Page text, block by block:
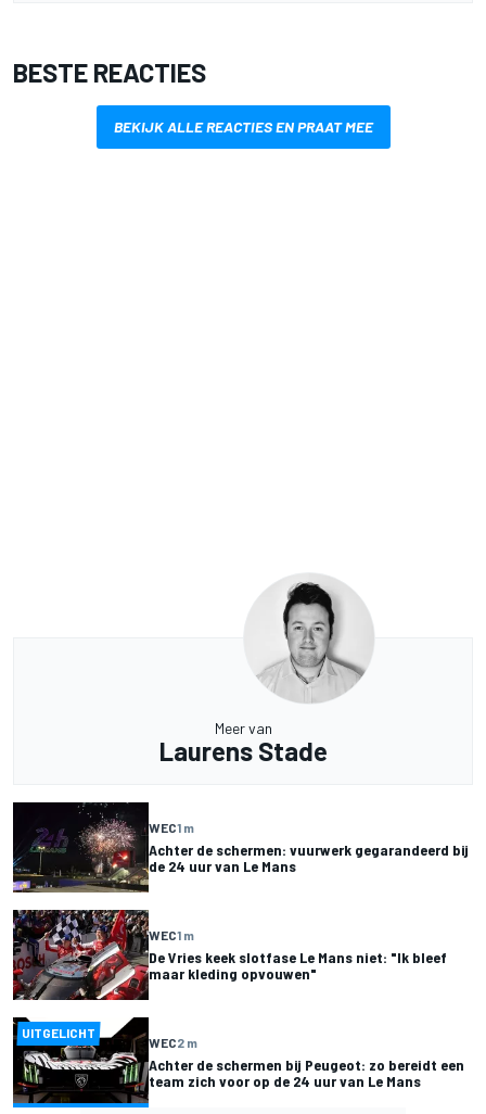
BESTE REACTIES
BEKIJK ALLE REACTIES EN PRAAT MEE
Meer van
Laurens Stade
WEC1 m
Achter de schermen: vuurwerk gegarandeerd bij
de 24 uur van Le Mans
WEC1 m
De Vries keek slotfase Le Mans niet: "Ik bleef
maar kleding opvouwen"
UITGELICHT
WEC2 m
Achter de schermen bij Peugeot: zo bereidt een
team zich voor op de 24 uur van Le Mans